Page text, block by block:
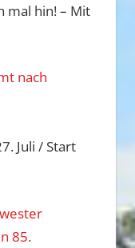
mal hin! – Mit
nach
Juli / Start
85.